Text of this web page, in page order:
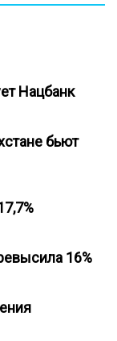
Нацбанк
бьют
16%